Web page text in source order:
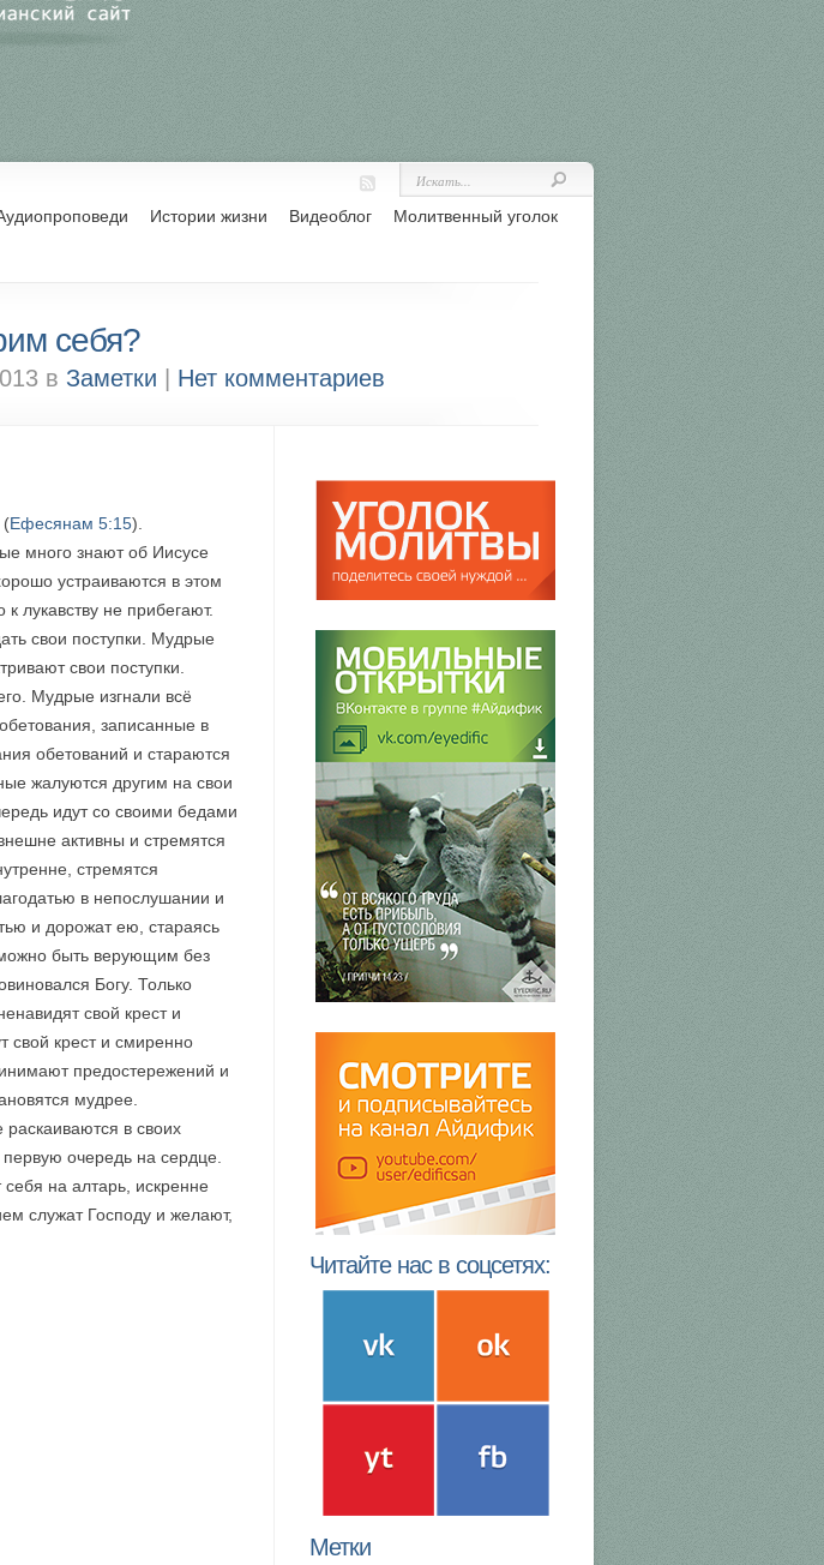
Истории жизни Видеоблог Молитвенный уголок
себя?
в Заметки Нет комментариев
(Ефесянам 5:15).
много знают об Иисусе
устраиваются в этом
лукавству не прибегают.
свои поступки. Мудрые
свои поступки.
Мудрые изгнали всё
записанные в
обетований и стараются
жалуются другим на свои
идут со своими бедами
активны и стремятся
стремятся
в непослушании и
и дорожат ею, стараясь
быть верующим без
Богу. Только
свой крест и
свой крест и смиренно
предостережений и
мудрее.
в своих
очередь на сердце.
на алтарь, искренне
служат Господу и желают,
Читайте нас в соцсетях:
Метки